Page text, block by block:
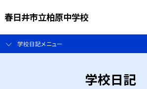
春日井市立柏原中学校
学校日記メニュー
学校日記